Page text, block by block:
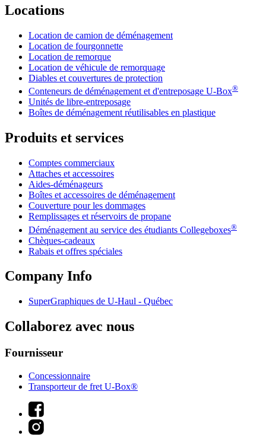
Locations
Location de camion de déménagement
Location de fourgonnette
Location de remorque
Location de véhicule de remorquage
Diables et couvertures de protection
Conteneurs de déménagement et d'entreposage U-Box®
Unités de libre-entreposage
Boîtes de déménagement réutilisables en plastique
Produits et services
Comptes commerciaux
Attaches et accessoires
Aides-déménageurs
Boîtes et accessoires de déménagement
Couverture pour les dommages
Remplissages et réservoirs de propane
Déménagement au service des étudiants Collegeboxes®
Chèques-cadeaux
Rabais et offres spéciales
Company Info
SuperGraphiques de U-Haul - Québec
Collaborez avec nous
Fournisseur
Concessionnaire
Transporteur de fret U-Box®